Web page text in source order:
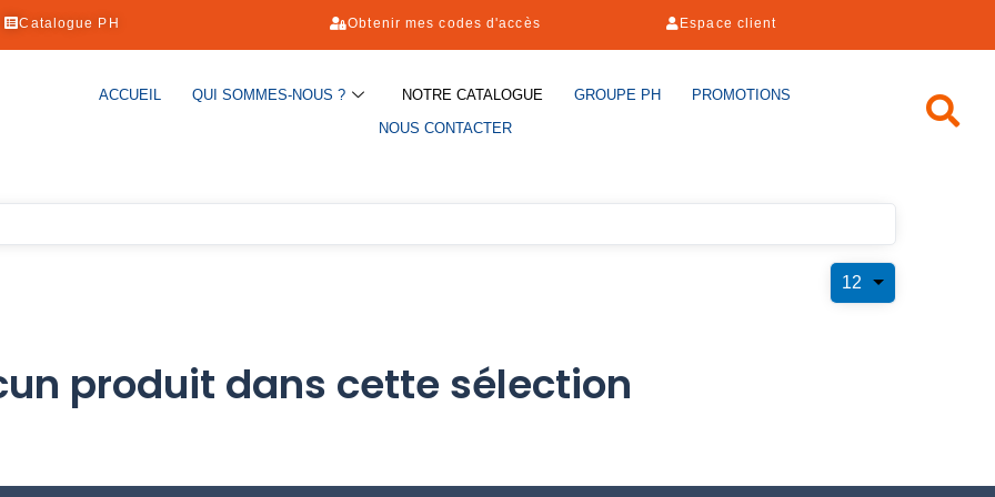
Catalogue PH Obtenir mes codes d'accès Espace client
ACCUEIL QUI SOMMES-NOUS ? NOTRE CATALOGUE GROUPE PH
PROMOTIONS
NOUS CONTACTER
12
produit dans cette sélection